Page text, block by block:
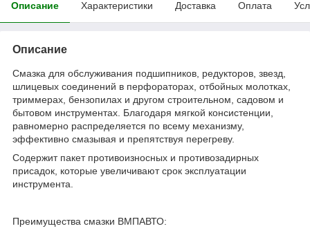
Описание Характеристики Доставка Оплата
Описание
Смазка для обслуживания подшипников, редукторов, звезд,
шлицевых соединений в перфораторах, отбойных молотках,
триммерах, бензопилах и другом строительном, садовом и
бытовом инструментах. Благодаря мягкой консистенции,
равномерно распределяется по всему механизму,
эффективно смазывая и препятствуя перегреву.
Содержит пакет противоизносных и противозадирных
присадок, которые увеличивают срок эксплуатации
инструмента.
Преимущества смазки ВМПАВТО: